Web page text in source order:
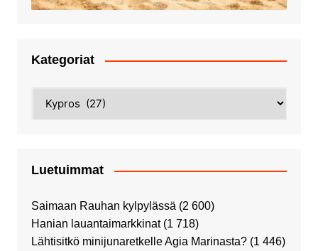
Kategoriat
Luetuimmat
Saimaan Rauhan kylpylässä (2 600)
Hanian lauantaimarkkinat (1 718)
Lähtisitkö minijunaretkelle Agia Marinasta? (1 446)